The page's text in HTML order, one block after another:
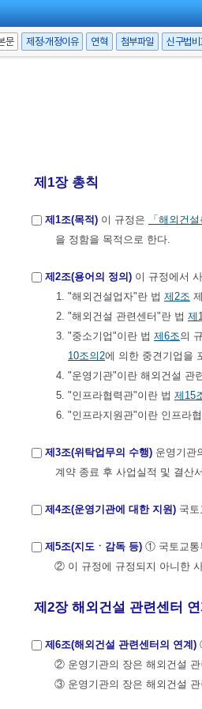
4. 8., 일부개정]
문 제정·개정이유 연혁 첨부파일 신구법비
제1장 총칙
제1조(목적) 이 규정은 「해외건설
을 정함을 목적으로 한다.
제2조(용어의 정의) 이 규정에서
1. "해외건설업자"란 법 제2조
2. "해외건설 관련센터"란 법 제
3. "중소기업"이란 법 제6조의
10조의2에 의한 중견기업을
4. "운영기관"이란 해외건설 관
5. "인프라협력관"이란 법 제15
6. "인프라지원관"이란 인프라
제3조(위탁업무의 수행) 운영기관
계약 종료 후 사업실적 및 결산
제4조(운영기관에 대한 지원) 국
제5조(지도ㆍ감독 등) ① 국토교통
② 이 규정에 규정되지 아니한
제2장 해외건설 관련센터 연
제6조(해외건설 관련센터의 연계)
② 운영기관의 장은 해외건설
③ 운영기관의 장은 해외건설